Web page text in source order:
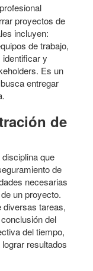
proyectos de
incluyen:
de trabajo,
y
Es un
entregar
de
que
de
necesarias
un proyecto.
diversas tareas,
del
del tiempo,
resultados